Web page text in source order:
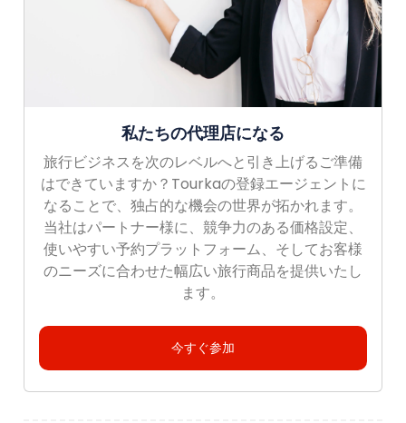
私たちの代理店になる
旅行ビジネスを次のレベルへと引き上げるご準備
はできていますか？Tourkaの登録エージェントに
なることで、独占的な機会の世界が拓かれます。
当社はパートナー様に、競争力のある価格設定、
使いやすい予約プラットフォーム、そしてお客様
のニーズに合わせた幅広い旅行商品を提供いたし
ます。
今すぐ参加